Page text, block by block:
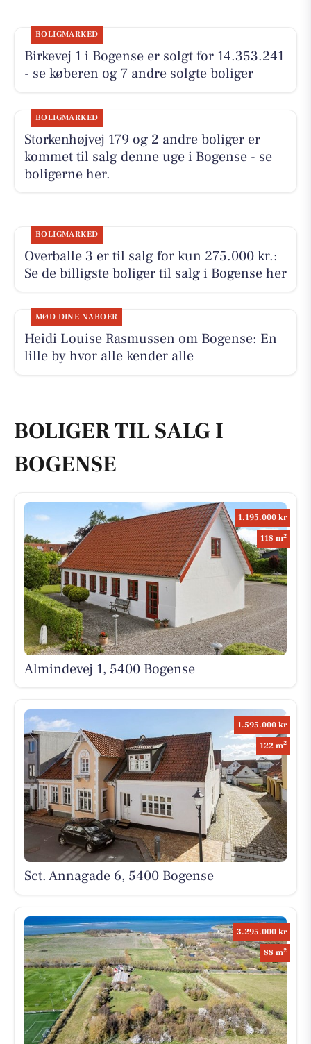
BOLIGMARKED
Birkevej 1 i Bogense er solgt for 14.353.241
- se køberen og 7 andre solgte boliger
BOLIGMARKED
Storkenhøjvej 179 og 2 andre boliger er
kommet til salg denne uge i Bogense - se
boligerne her.
BOLIGMARKED
Overballe 3 er til salg for kun 275.000 kr.:
Se de billigste boliger til salg i Bogense her
MØD DINE NABOER
Heidi Louise Rasmussen om Bogense: En
lille by hvor alle kender alle
BOLIGER TIL SALG I
BOGENSE
1.195.000 kr
118 m2
Almindevej 1, 5400 Bogense
1.595.000 kr
122 m2
Sct. Annagade 6, 5400 Bogense
3.295.000 kr
88 m2